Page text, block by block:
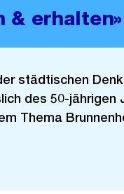
& erhalten»
städtischen
des 50-jährigen
Thema